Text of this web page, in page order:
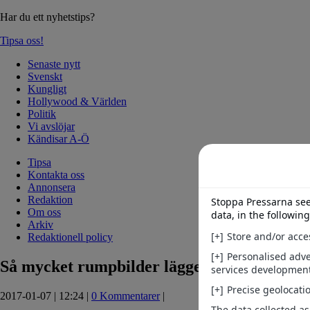
Har du ett nyhetstips?
Tipsa oss!
Senaste nytt
Svenskt
Kungligt
Hollywood & Världen
Politik
Vi avslöjar
Kändisar A-Ö
Tipsa
Kontakta oss
Annonsera
Redaktion
Om oss
Arkiv
Redaktionell policy
Så mycket rumpbilder lägger bloggarna
2017-01-07 | 12:24 | 0 Kommentarer|